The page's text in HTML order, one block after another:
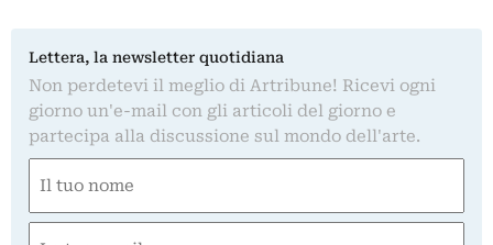
Lettera, la newsletter quotidiana
Non perdetevi il meglio di Artribune! Ricevi ogni
giorno un'e-mail con gli articoli del giorno e
partecipa alla discussione sul mondo dell'arte.
(Required)
First